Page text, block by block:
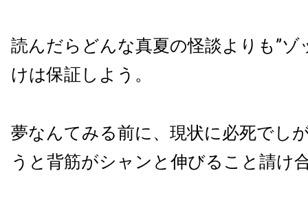
読んだらどんな真夏の怪談よりも”ゾ
けは保証しよう。
夢なんてみる前に、現状に必死でし
うと背筋がシャンと伸びること請け